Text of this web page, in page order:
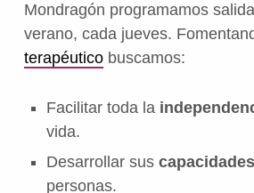
Mondragón programamos
verano, cada jueves.
terapéuticobuscamos:
Facilitar toda la
vida.
Desarrollar sus
personas.